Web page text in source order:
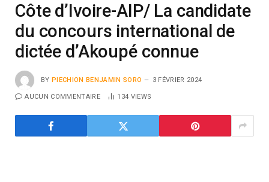
Côte d’Ivoire-AIP/ La candidate
du concours international de
dictée d’Akoupé connue
BY PIECHION BENJAMIN SORO 3 FÉVRIER 2024
AUCUN COMMENTAIRE 134 VIEWS